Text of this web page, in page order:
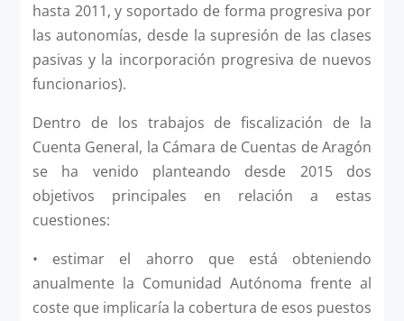
hasta 2011, y soportado de forma progresiva por
las autonomías, desde la supresión de las clases
pasivas y la incorporación progresiva de nuevos
funcionarios).
Dentro de los trabajos de fiscalización de la
Cuenta General, la Cámara de Cuentas de Aragón
se ha venido planteando desde 2015 dos
objetivos principales en relación a estas
cuestiones:
• estimar el ahorro que está obteniendo
anualmente la Comunidad Autónoma frente al
coste que implicaría la cobertura de esos puestos